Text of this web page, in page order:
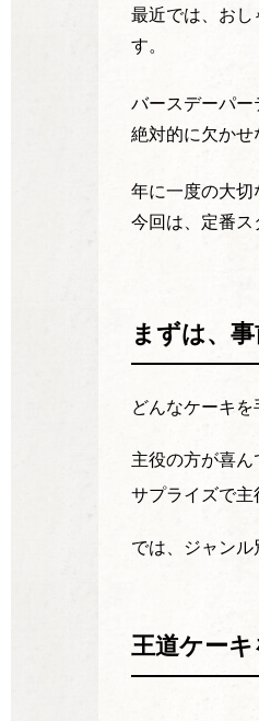
最近では、お
す。
バースデーパー
絶対的に欠かせ
年に一度の大切
今回は、定番ス
まずは、
どんなケーキ
主役の方が喜
サプライズで主
では、ジャンル
王道ケーキ